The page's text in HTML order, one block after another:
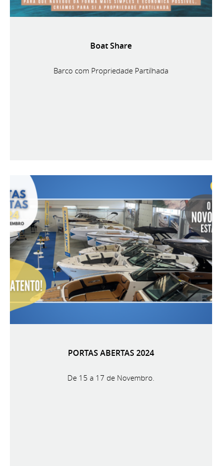
Boat Share
Barco com Propriedade Partilhada
PORTAS ABERTAS 2024
De 15 a 17 de Novembro.